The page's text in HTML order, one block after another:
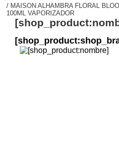
MAISON ALHAMBRA FLORAL
100ML VAPORIZADOR